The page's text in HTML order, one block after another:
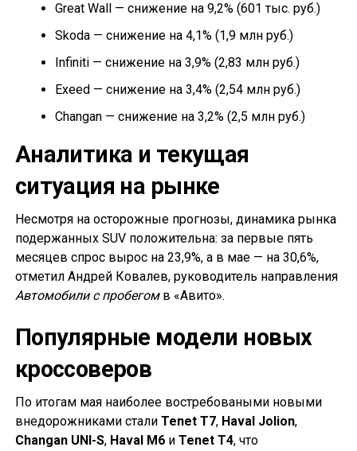
Great Wall — снижение на 9,2% (601 тыс. руб.)
Skoda — снижение на 4,1% (1,9 млн руб.)
Infiniti — снижение на 3,9% (2,83 млн руб.)
Exeed — снижение на 3,4% (2,54 млн руб.)
Changan — снижение на 3,2% (2,5 млн руб.)
Аналитика и текущая
ситуация на рынке
Несмотря на осторожные прогнозы, динамика рынка
подержанных SUV положительна: за первые пять
месяцев спрос вырос на 23,9%, а в мае — на 30,6%,
отметил Андрей Ковалев, руководитель направления
Автомобили с пробегомв «Авито».
Популярные модели новых
кроссоверов
По итогам мая наиболее востребоваными новыми
внедорожниками стали Tenet T7, Haval Jolion,
Changan UNI-S, Haval M6и Tenet T4, что